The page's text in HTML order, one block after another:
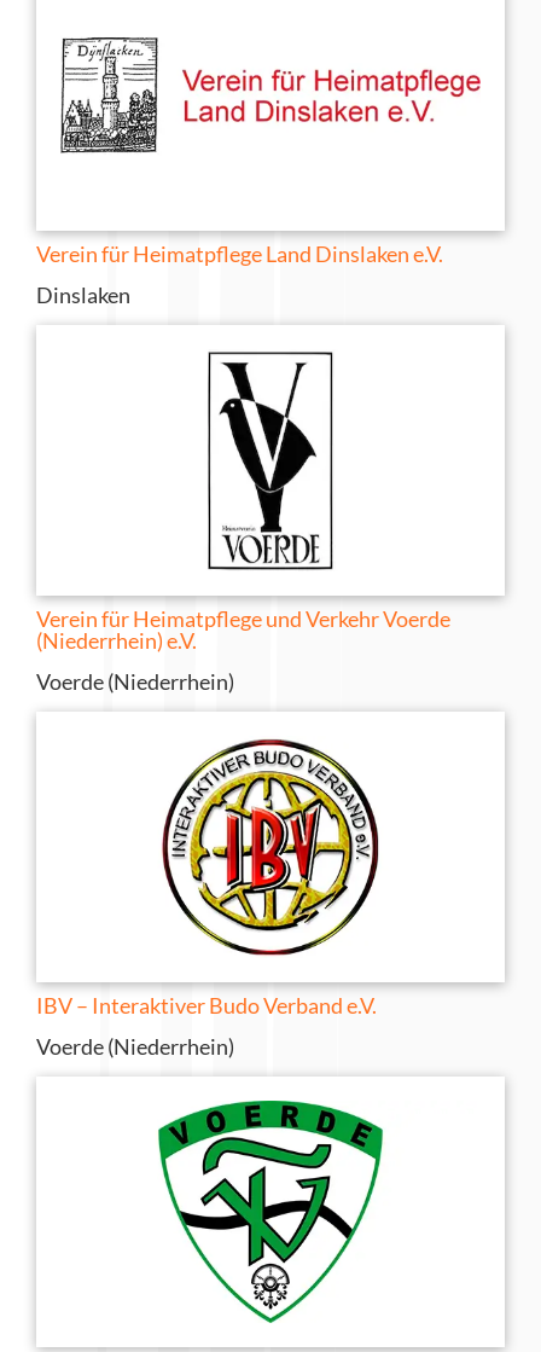
Verein für Heimatpflege Land Dinslaken e.V.
Dinslaken
Verein für Heimatpflege und Verkehr Voerde
(Niederrhein) e.V.
Voerde (Niederrhein)
IBV – Interaktiver Budo Verband e.V.
Voerde (Niederrhein)